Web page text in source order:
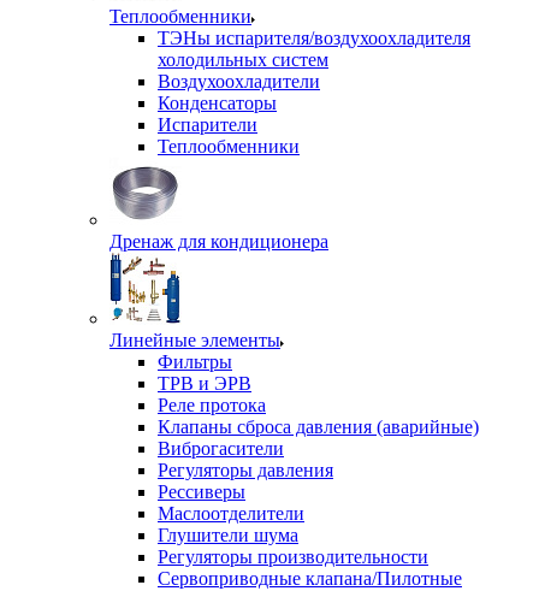
Теплообменники
ТЭНы испарителя/воздухоохладителя
холодильных систем
Воздухоохладители
Конденсаторы
Испарители
Теплообменники
Дренаж для кондиционера
Линейные элементы
Фильтры
ТРВ и ЭРВ
Реле протока
Клапаны сброса давления (аварийные)
Виброгасители
Регуляторы давления
Рессиверы
Маслоотделители
Глушители шума
Регуляторы производительности
Сервоприводные клапана/Пилотные